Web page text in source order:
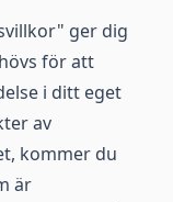
ger dig
för att
i ditt eget
av
kommer du
är